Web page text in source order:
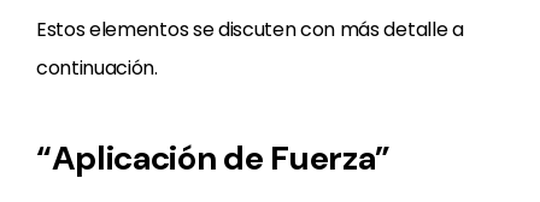
Estos elementos se discuten con más detalle a
continuación.
“Aplicación de Fuerza”